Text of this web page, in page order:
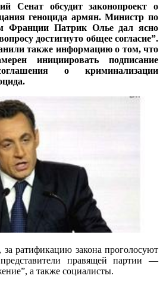
Сенат обсудит законопроект о
геноцида армян. Министр по
Франции Патрик Олье дал ясно
достигнуто общее согласие”.
также информацию о том, что
инициировать подписание
о криминализации
ратификацию закона проголосуют
правящей партии —
а также социалисты.